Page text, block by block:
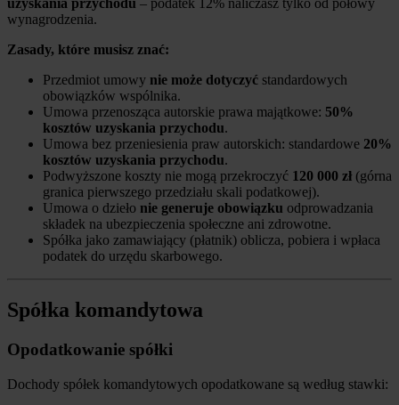
uzyskania przychodu – podatek 12% naliczasz tylko od połowy
wynagrodzenia.
Zasady, które musisz znać:
Przedmiot umowy nie może dotyczyć standardowych
obowiązków wspólnika.
Umowa przenosząca autorskie prawa majątkowe: 50%
kosztów uzyskania przychodu.
Umowa bez przeniesienia praw autorskich: standardowe 20%
kosztów uzyskania przychodu.
Podwyższone koszty nie mogą przekroczyć 120 000 zł (górna
granica pierwszego przedziału skali podatkowej).
Umowa o dzieło nie generuje obowiązku odprowadzania
składek na ubezpieczenia społeczne ani zdrowotne.
Spółka jako zamawiający (płatnik) oblicza, pobiera i wpłaca
podatek do urzędu skarbowego.
Spółka komandytowa
Opodatkowanie spółki
Dochody spółek komandytowych opodatkowane są według stawki: